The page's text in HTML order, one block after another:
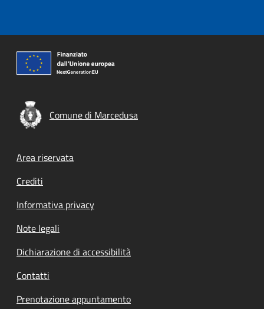
Comune di Marcedusa
Footer menu
Area riservata
Crediti
Informativa privacy
Note legali
Dichiarazione di accessibilità
Contatti
Prenotazione appuntamento